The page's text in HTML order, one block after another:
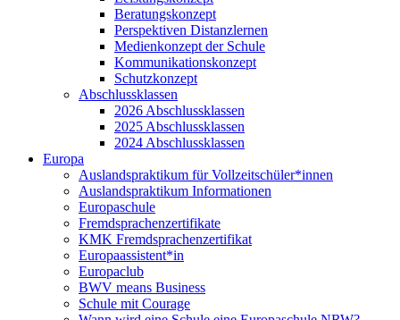
Beratungskonzept
Perspektiven Distanzlernen
Medienkonzept der Schule
Kommunikationskonzept
Schutzkonzept
Abschlussklassen
2026 Abschlussklassen
2025 Abschlussklassen
2024 Abschlussklassen
Europa
Auslandspraktikum für Vollzeitschüler*innen
Auslandspraktikum Informationen
Europaschule
Fremdsprachenzertifikate
KMK Fremdsprachenzertifikat
Europaassistent*in
Europaclub
BWV means Business
Schule mit Courage